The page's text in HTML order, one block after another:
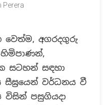
Perera
අගරදගුරු
සටහන් සඳහා
සීඝ්‍රයෙන් වර්ධනය වී
පසුගියදා